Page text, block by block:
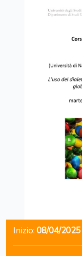
Inizio: 08/04/2025